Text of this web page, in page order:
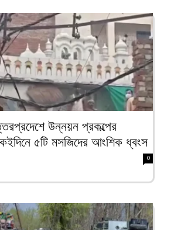
উন্নয়ন প্রকল্পের
৫টি মসজিদের আংশিক ধ্বংস
0